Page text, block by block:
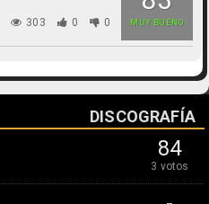
MUY BUENO
303 0 0
DISCOGRAFÍA
84
3 votos